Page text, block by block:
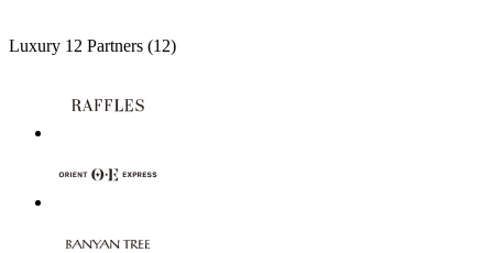
Luxury 12 Partners (12)